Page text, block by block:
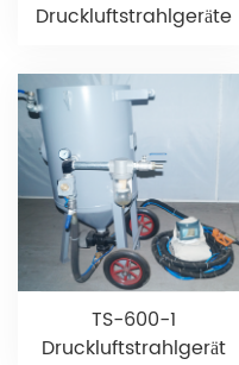
Druckluftstrahlgeräte
TS-600-1
Druckluftstrahlgerät